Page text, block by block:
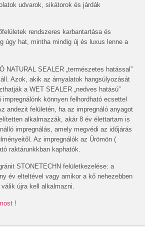
udvarok, sikátorok és járdák
rendszeres karbantartása és
úgy hat, mintha mindig új és luxus lenne a
NATURAL SEALER „természetes hatással”
Azok, akik az árnyalatok hangsúlyozását
a WET SEALER „nedves hatású”
impregnálónk könnyen felhordható ecsettel
andezit felületén, ha az impregnáló anyagot
alkalmazzák, akár 8 év élettartam is
impregnálás, amely megvédi az időjárás
Az impregnálók az Ürömön (
raktárunkkban kaphatók.
STONETECHN felületkezelése: a
év elteltével vagy amikor a kő nehezebben
válik újra kell alkalmazni.
!